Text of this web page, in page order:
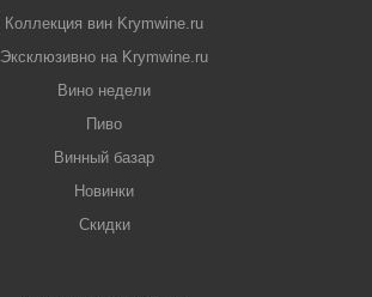
Коллекция вин Krymwine.ru
Эксклюзивно на Krymwine.ru
Вино недели
Пиво
Винный базар
Новинки
Скидки